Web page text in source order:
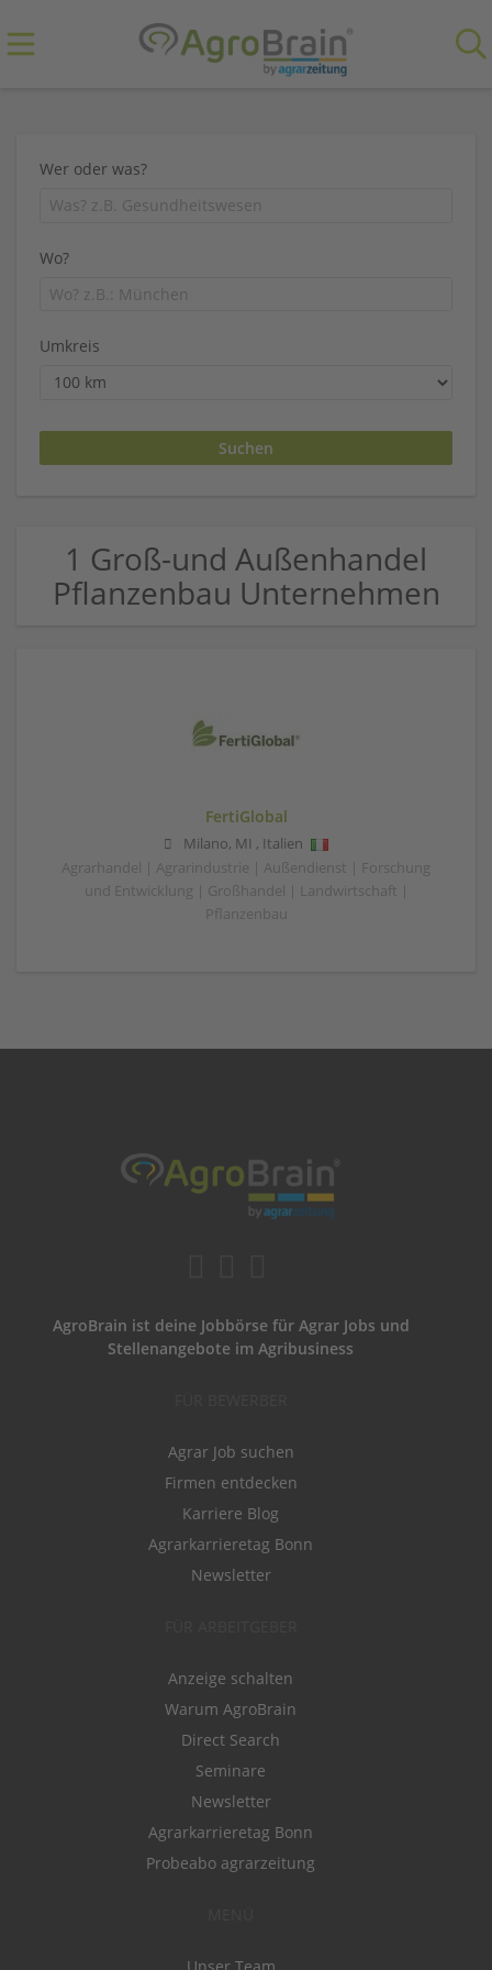
Wer oder was?
Wo?
Umkreis
1 Groß-und Außenhandel
Pflanzenbau Unternehmen
FertiGlobal
Milano, MI , Italien
Agrarhandel | Agrarindustrie | Außendienst | Forschung
und Entwicklung | Großhandel | Landwirtschaft |
Pflanzenbau
AgroBrain ist deine Jobbörse für Agrar Jobs und
Stellenangebote im Agribusiness
Agrar Job suchen
Firmen entdecken
Karriere Blog
Agrarkarrieretag Bonn
Newsletter
Anzeige schalten
Warum AgroBrain
Direct Search
Seminare
Newsletter
Agrarkarrieretag Bonn
Probeabo agrarzeitung